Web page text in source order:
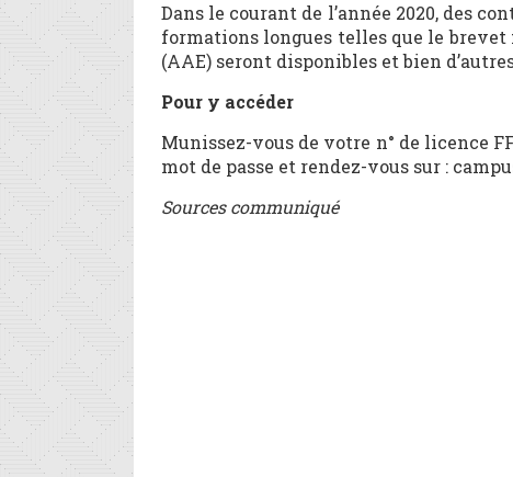
Dans le courant de l’année 2020, des
formations longues telles que le brevet
(AAE) seront disponibles et bien
Pour y accéder
Munissez-vous de votre n° de licence
mot de passe et rendez-vous sur :
Sources communiqué